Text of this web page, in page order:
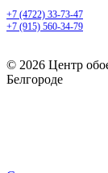
+7 (4722) 33-73-47
+7 (915) 560-34-79
© 2026 Центр
Белгороде